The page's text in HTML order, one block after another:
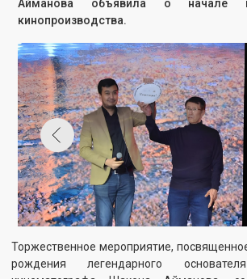
Торжественное мероприятие, посвященное 110-летию со дня
рождения легендарного основателя казахстанского
кинематографа Шакена Айманова, собрало на одной
площадке звезд кино, режиссеров, продюсеров и
представителей СМИ.
Как сообщили в пресс-службе Министерства культуры и
информации РК, киностудия «Казахфильм» представила
девять новых кинопроектов, каждый из которых несет в себе
уникальный посыл и идею, отражающие многогранность
современного казахстанского кино. Эти проекты не только
укрепят позиции Казахстана на мировой кинокарте, но и
страны.
В рамках мероприятия было затронуто актуальное для
современной кинематографии понятие «сезона кино».